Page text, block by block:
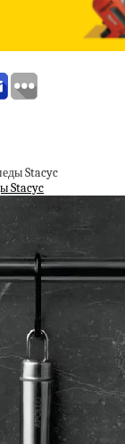
Stacyc